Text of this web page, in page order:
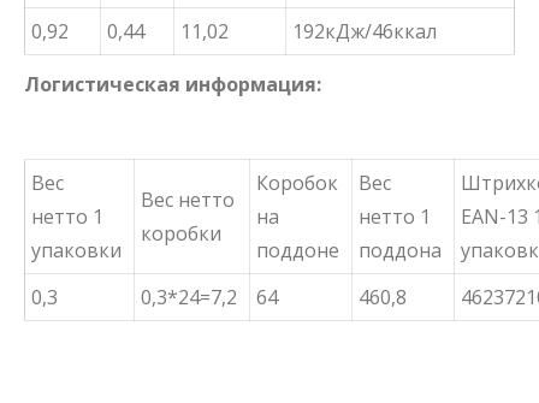
0,92
0,44 11,02
192кДж/46ккал
Логистическая информация:
Вес
нетто 1
упаковки
Вес нетто
коробки
Коробок
на
поддоне
Вес
нетто 1
поддона
EAN-13
0,3
0,3*24=7,2 64 460,8